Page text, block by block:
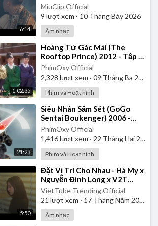
6:14
MiuClip Official
9 lượt xem · 10 Tháng Bảy 2026
Âm nhạc
1:02:35
⁣Hoàng Tử Gác Mái (The
Rooftop Prince) 2012 - Tập 1
| Lồng Tiếng
PhimOxy Official
2,328 lượt xem · 09 Tháng Ba 2025
Phim và Hoạt hình
21:23
⁣Siêu Nhân Sấm Sét (GoGo
Sentai Boukenger) 2006 -
Tập 2 | Thuyết Minh
PhimOxy Official
1,416lượt xem · 22 Tháng Hai 2025
Phim và Hoạt hình
5:50
⁣Đặt Vị Trí Cho Nhau - Hà My x
Nguyễn Đình Long x V2T
Media | Official Music Video
VietTube Trending Official
21 lượt xem · 17 Tháng Năm 2026
Âm nhạc